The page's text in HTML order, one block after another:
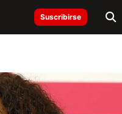
Suscribirse